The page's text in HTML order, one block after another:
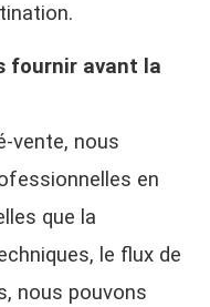
fournir avant la
vente, nous
en
que la
le flux de
nous pouvons